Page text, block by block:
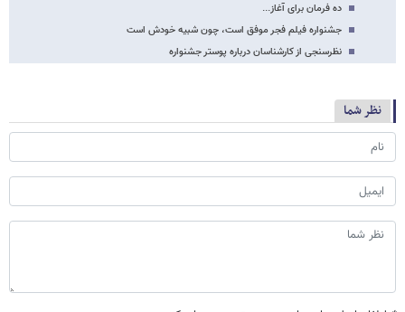
ده فرمان برای آغاز...
جشنواره فیلم فجر موفق است، چون شبیه خودش است
نظرسنجی از کارشناسان درباره پوستر جشنواره
نظر شما